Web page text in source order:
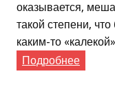
оказывается,
такой степени,
каким-то
Подробнее